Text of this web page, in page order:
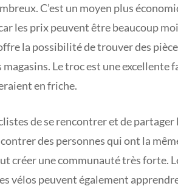
C’est un moyen plus
les prix peuvent être beaucoup
la possibilité de trouver des
Le troc est une excellente
en friche.
de se rencontrer et de partager
des personnes qui ont la
créer une communauté très forte.
vélos peuvent également